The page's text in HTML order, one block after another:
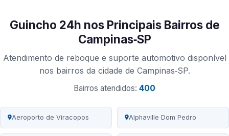
Guincho 24h nos Principais Bairros de
Campinas‑SP
Atendimento de reboque e suporte automotivo disponível
nos bairros da cidade de Campinas‑SP.
Bairros atendidos: 400
Aeroporto de Viracopos Alphaville Dom Pedro